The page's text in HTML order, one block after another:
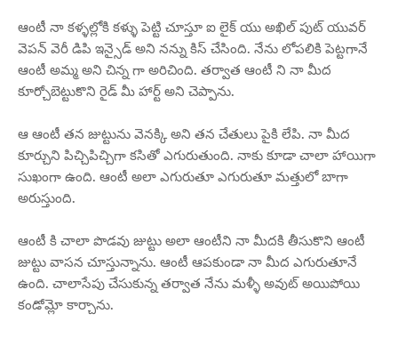
ఆంటీ నా కళ్ళల్లోకి కళ్ళు పెట్టి చూస్తూ ఐ లైక్ యు అఖిల్ పుట్ యువర్
వెపన్ వెరీ డిపి ఇన్సైడ్ అని నన్ను కిస్ చేసింది. నేను లోపలికి పెట్టగానే
ఆంటీ అమ్మ అని చిన్న గా అరిచింది. తర్వాత ఆంటీ ని నా మీద
కూర్చోబెట్టుకొని రైడ్ మీ హార్ట్ అని చెప్పాను.
ఆ ఆంటీ తన జుట్టును వెనక్కి అని తన చేతులు పైకి లేపి. నా మీద
కూర్చుని పిచ్చిపిచ్చిగా కసితో ఎగురుతుంది. నాకు కూడా చాలా హాయిగా
సుఖంగా ఉంది. ఆంటీ అలా ఎగురుతూ ఎగురుతూ మత్తులో బాగా
అరుస్తుంది.
ఆంటీ కి చాలా పొడవు జుట్టు అలా ఆంటీని నా మీదకి తీసుకొని ఆంటీ
జుట్టు వాసన చూస్తున్నాను. ఆంటీ ఆపకుండా నా మీద ఎగురుతూనే
ఉంది. చాలాసేపు చేసుకున్న తర్వాత నేను మళ్ళీ అవుట్ అయిపోయి
కండోమ్లో కార్చాను.